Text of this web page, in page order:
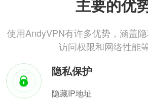
主要的优
使用AndyVPN有许多优势，涵盖隐
访问权限和网络性能
隐私保护
隐藏IP地址